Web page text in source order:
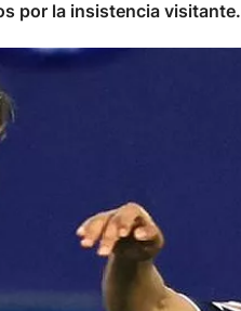
por la insistencia visitante.